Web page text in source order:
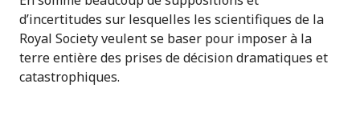
d’incertitudes sur lesquelles les scientifiques de la
Royal Society veulent se baser pour imposer à la
terre entière des prises de décision dramatiques et
catastrophiques.